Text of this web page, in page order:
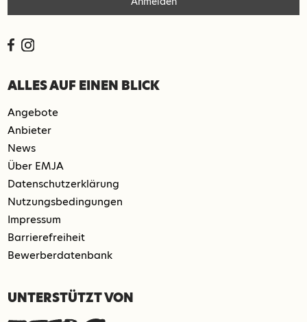
UNTERSTÜTZT VON
ALLES AUF EINEN BLICK
Angebote
Anbieter
News
Über EMJA
Datenschutzerklärung
Nutzungsbedingungen
Impressum
Barrierefreiheit
Bewerberdatenbank